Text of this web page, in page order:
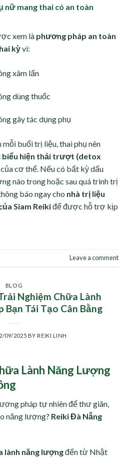
nữ mang thai có an toàn
xem là phương pháp an toàn
kỳvì:
xâm lấn
dùng thuốc
gây tác dụng phụ
mỗi buổi trị liệu, thai phụ nên
biểu hiện thải trượt (detox
của cơ thể. Nếu có bất kỳ dấu
nào trong hoặc sau quá trình trị
báo ngay cho nhà trị liệu
Siam Reikiđể được hỗ trợ kịp
Leave a comment
BLOG
Nghiệm Chữa Lành
Bạn Tái Tạo Cân Bằng
09/2025 BYREIKI LINH
Lành Năng Lượng
pháp tự nhiên để thư giãn,
năng lượng? Reiki Đà Nẵng
lành năng lượngđến từ Nhật